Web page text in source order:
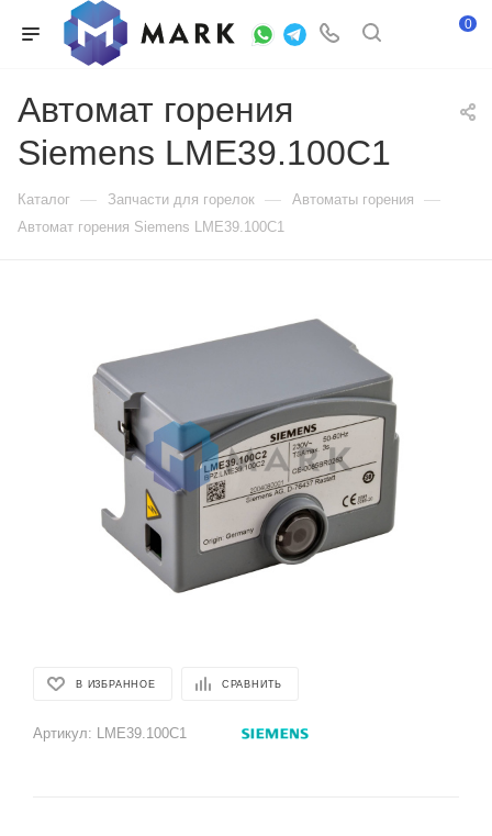
0
Автомат горения
Siemens LME39.100C1
Каталог — Запчасти для горелок — Автоматы горения —
Автомат горения Siemens LME39.100C1
В ИЗБРАННОЕ СРАВНИТЬ
Артикул: LME39.100C1